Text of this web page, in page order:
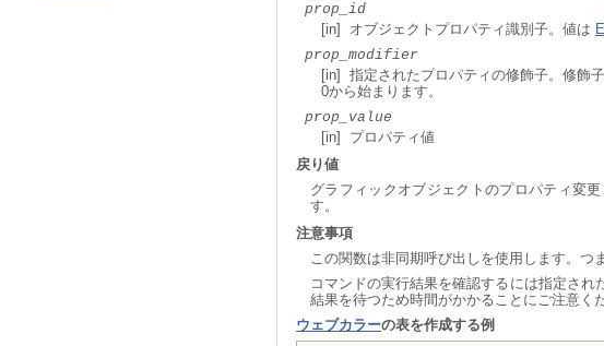
prop_id
[in] オブジェクトプロパティ識別子。値は
prop_modifier
[in] 指定されたプロパティの修飾子。修飾
0から始まります。
prop_value
[in] プロパティ値
戻り値
グラフィックオブジェクトのプロパティ変
す。
注意事項
この関数は非同期呼び出しを使用します。つ
コマンドの実行結果を確認するには指定さ
結果を待つため時間がかかることにご注意く
ウェブカラーの表を作成する例